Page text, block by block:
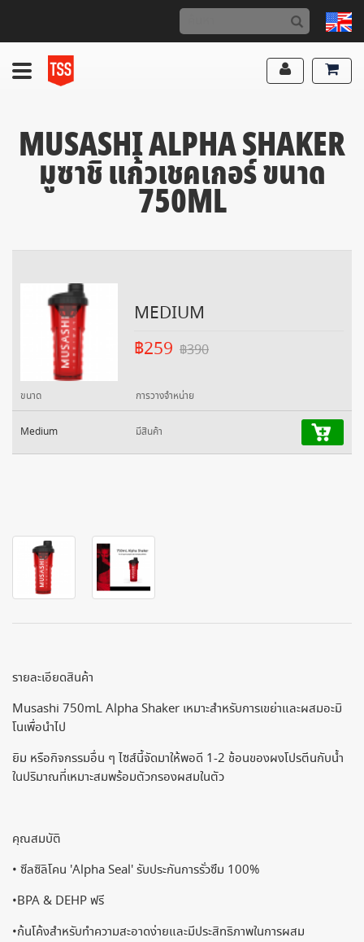
MUSASHI ALPHA SHAKER
มูซาชิ แก้วเชคเกอร์ ขนาด
750ML
MEDIUM
฿259 ฿390
ขนาด การวางจำหน่าย
Medium มีสินค้า
รายละเอียดสินค้า
Musashi 750mL Alpha Shaker เหมาะสำหรับการเขย่าและผสมอะมิ
โนเพื่อนำไป
ยิม หรือกิจกรรมอื่น ๆ ไซส์นี้จัดมาให้พอดี 1-2 ช้อนของผงโปรตีนกับน้ำ
ในปริมาณที่เหมาะสมพร้อมตัวกรองผสมในตัว
คุณสมบัติ
• ซีลซิลิโคน 'Alpha Seal' รับประกันการรั่วซึม 100%
•BPA & DEHP ฟรี
•ก้นโค้งสำหรับทำความสะอาดง่ายและมีประสิทธิภาพในการผสม